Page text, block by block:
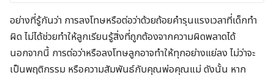
อย่างที่รู้กันว่า การลงโทษหรือต่อว่าด้วยถ้อยคำรุนแรงเวลาที่เด็กทำ
ผิด ไม่ได้ช่วยทำให้ลูกเรียนรู้สิ่งที่ถูกต้องจากความผิดพลาดได้
นอกจากนี้ การต่อว่าหรือลงโทษลูกอาจทำให้ทุกอย่างแย่ลง ไม่ว่าจะ
เป็นพฤติกรรม หรือความสัมพันธ์กับคุณพ่อคุณแม่ ดังนั้น หาก